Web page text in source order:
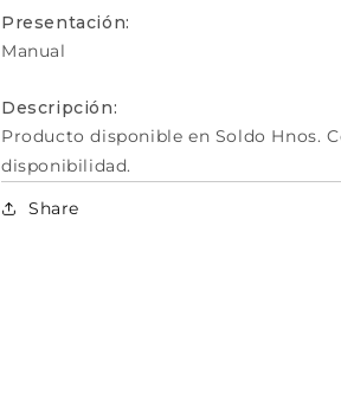
Presentación:
Manual
Descripción:
Producto disponible en Soldo Hnos.
disponibilidad.
Share